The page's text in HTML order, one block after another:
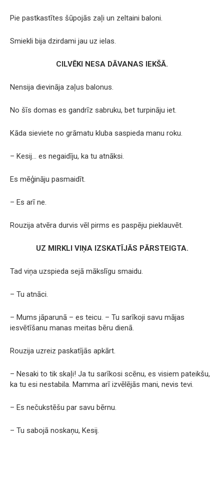
Pie pastkastītes šūpojās zaļi un zeltaini baloni.
Smiekli bija dzirdami jau uz ielas.
CILVĒKI NESA DĀVANAS IEKŠĀ.
Nensija dievināja zaļus balonus.
No šīs domas es gandrīz sabruku, bet turpināju iet.
Kāda sieviete no grāmatu kluba saspieda manu roku.
– Kesij… es negaidīju, ka tu atnāksi.
Es mēģināju pasmaidīt.
– Es arī ne.
Rouzija atvēra durvis vēl pirms es paspēju pieklauvēt.
UZ MIRKLI VIŅA IZSKATĪJĀS PĀRSTEIGTA.
Tad viņa uzspieda sejā mākslīgu smaidu.
– Tu atnāci.
– Mums jāparunā – es teicu. – Tu sarīkoji savu mājas
iesvētīšanu manas meitas bēru dienā.
Rouzija uzreiz paskatījās apkārt.
– Nesaki to tik skaļi! Ja tu sarīkosi scēnu, es visiem pateikšu,
ka tu esi nestabila. Mamma arī izvēlējās mani, nevis tevi.
– Es nečukstēšu par savu bērnu.
– Tu sabojā noskaņu, Kesij.